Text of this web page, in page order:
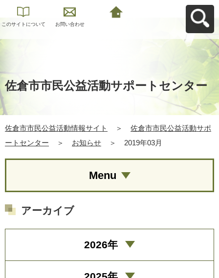
このサイトについて お問い合わせ
佐倉市市民公益活動サポートセンター
佐倉市市民公益活動情報サイト ＞
佐倉市市民公益活動サポ
ートセンター
＞ お知らせ ＞ 2019年03月
Menu
アーカイブ
2026年